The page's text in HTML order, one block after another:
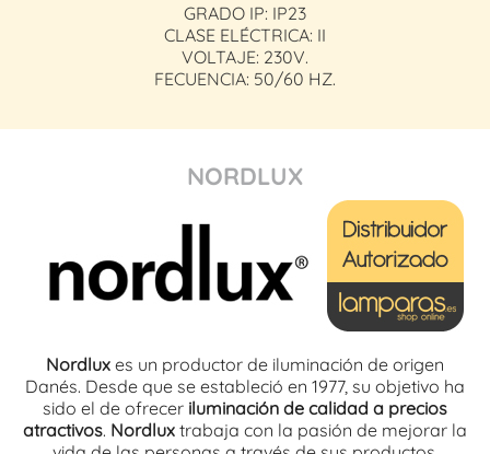
GRADO IP: IP23
CLASE ELÉCTRICA: II
VOLTAJE: 230V.
FECUENCIA: 50/60 HZ.
NORDLUX
Nordlux es un productor de iluminación de origen
Danés. Desde que se estableció en 1977, su objetivo ha
sido el de ofrecer iluminación de calidad a precios
atractivos. Nordlux trabaja con la pasión de mejorar la